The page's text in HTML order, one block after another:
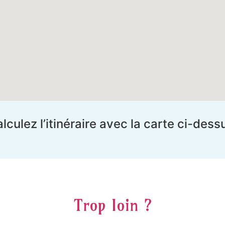
l’itinéraire avec la carte ci-
Trop loin ?